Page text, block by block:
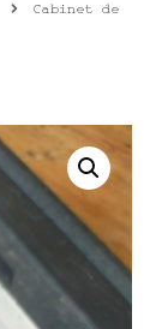
Cabinet de